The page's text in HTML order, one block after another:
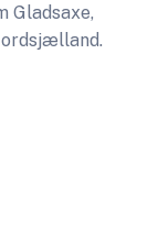
Gladsaxe,